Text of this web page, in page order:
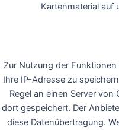
Kartenmaterial auf
Zur Nutzung der
Ihre IP-Adresse zu
Regel an einen Server
dort gespeichert. Der
diese Datenübertragung.